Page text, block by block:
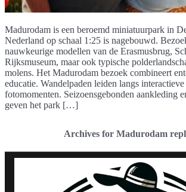
Madurodam is een beroemd miniatuurpark in
Nederland op schaal 1:25 is nagebouwd.
nauwkeurige modellen van de Erasmusbrug,
Rijksmuseum, maar ook typische
molens. Het Madurodam bezoek combineert
educatie. Wandelpaden leiden langs interactieve
fotomomenten. Seizoensgebonden aankleding
geven het park […]
Archives for Madurodam